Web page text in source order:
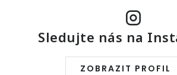
Sledujte nás na
ZOBRAZIT PROFIL